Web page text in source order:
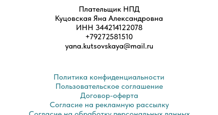
Плательщик НПД
Куцовская Яна Александровна
ИНН 344214122078
+79272581510
yana.kutsovskaya@mail.ru
Политика конфиденциальности
Пользовательское соглашение
Договор-оферта
Согласие на рекламную рассылку